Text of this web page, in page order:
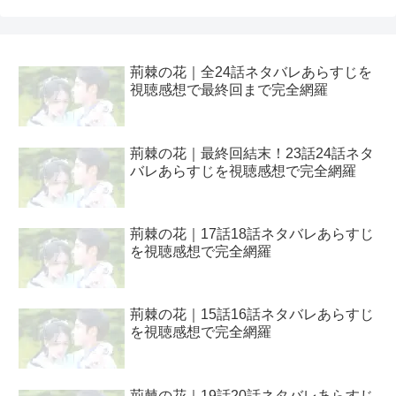
荊棘の花｜全24話ネタバレあらすじを
視聴感想で最終回まで完全網羅
荊棘の花｜最終回結末！23話24話ネタ
バレあらすじを視聴感想で完全網羅
荊棘の花｜17話18話ネタバレあらすじ
を視聴感想で完全網羅
荊棘の花｜15話16話ネタバレあらすじ
を視聴感想で完全網羅